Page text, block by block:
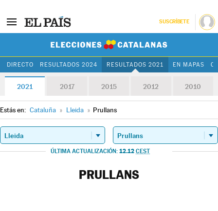
SUSCRÍBETE
DIRECTO RESULTADOS 2024 RESULTADOS 2021 EN MAPAS
2021 2017 2015 2012 2010
Estás en: Cataluña » Lleida » Prullans
ÚLTIMA ACTUALIZACIÓN: 12.12 CEST
PRULLANS